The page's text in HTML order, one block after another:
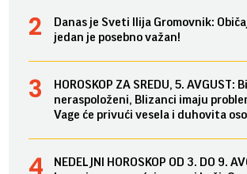
Danas je Sveti Ilija Gromovnik:
jedan je posebno važan!
HOROSKOP ZA SREDU, 5. AVGUST:
neraspoloženi, Blizanci imaju
Vage će privući vesela i duhovita
NEDELJNI HOROSKOP OD 3. DO 9.